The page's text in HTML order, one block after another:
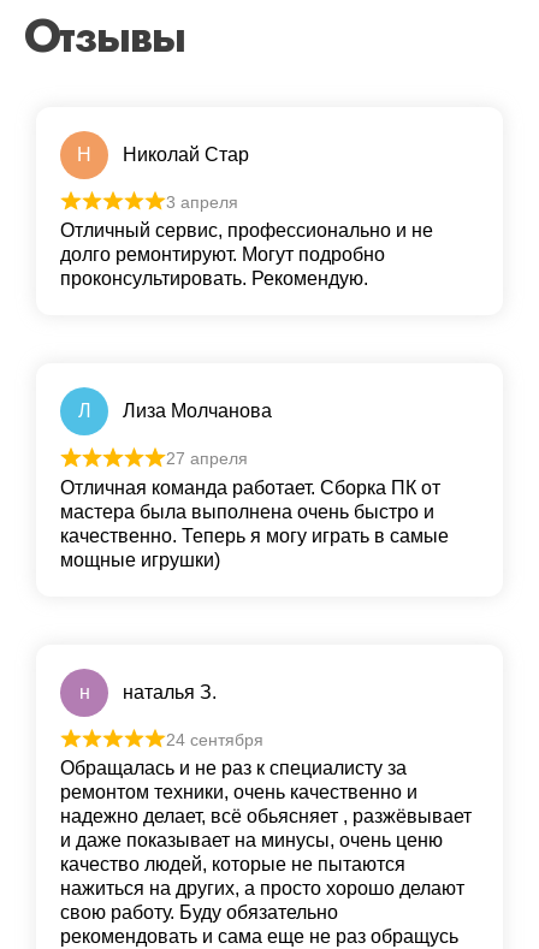
Отзывы
Н Николай Стар
3 апреля
Отличный сервис, профессионально и не
долго ремонтируют. Могут подробно
проконсультировать. Рекомендую.
Л Лиза Молчанова
27 апреля
Отличная команда работает. Сборка ПК от
мастера была выполнена очень быстро и
качественно. Теперь я могу играть в самые
мощные игрушки)
н наталья З.
24 сентября
Обращалась и не раз к специалисту за
ремонтом техники, очень качественно и
надежно делает, всё обьясняет , разжёвывает
и даже показывает на минусы, очень ценю
качество людей, которые не пытаются
нажиться на других, а просто хорошо делают
свою работу. Буду обязательно
рекомендовать и сама еще не раз обращусь